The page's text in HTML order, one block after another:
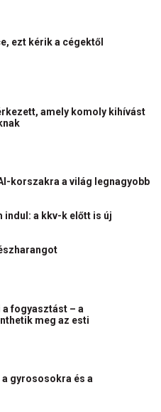
ezt kérik a cégektől
amely komoly kihívást
korszakra a világ legnagyobb
a kkv-k előtt is új
a fogyasztást – a
meg az esti
a gyrososokra és a